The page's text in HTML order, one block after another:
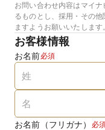
お問い合わせ内容はマイ
るものとし、採用・その
ますようお願いいたします。
お客様情報
お名前必須
お名前（フリガナ） 必